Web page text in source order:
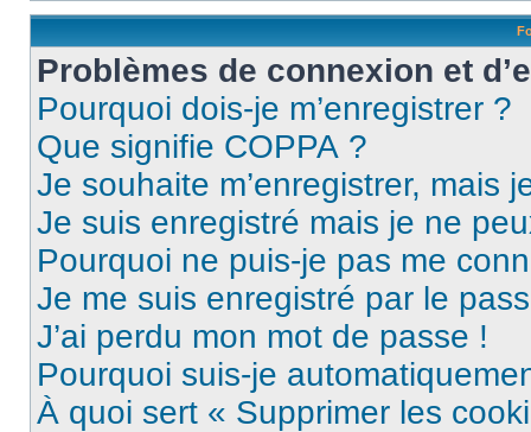
Problèmes de connexion et
Pourquoi dois-je m’enregistrer ?
Que signifie COPPA ?
Je souhaite m’enregistrer, mais
Je suis enregistré mais je ne
Pourquoi ne puis-je pas me
Je me suis enregistré par le
J’ai perdu mon mot de passe !
Pourquoi suis-je
À quoi sert « Supprimer les